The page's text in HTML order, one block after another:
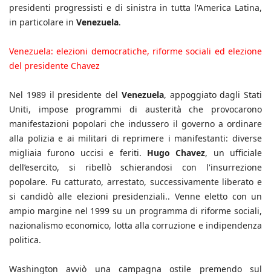
presidenti progressisti e di sinistra in tutta l'America Latina,
in particolare in Venezuela.
Venezuela: elezioni democratiche, riforme sociali ed elezione
del presidente Chavez
Nel 1989 il presidente del Venezuela, appoggiato dagli Stati
Uniti, impose programmi di austerità che provocarono
manifestazioni popolari che indussero il governo a ordinare
alla polizia e ai militari di reprimere i manifestanti: diverse
migliaia furono uccisi e feriti. Hugo Chavez, un ufficiale
dell’esercito, si ribellò schierandosi con l'insurrezione
popolare. Fu catturato, arrestato, successivamente liberato e
si candidò alle elezioni presidenziali.. Venne eletto con un
ampio margine nel 1999 su un programma di riforme sociali,
nazionalismo economico, lotta alla corruzione e indipendenza
politica.
Washington avviò una campagna ostile premendo sul